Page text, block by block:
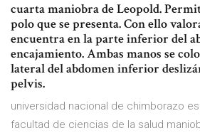
cuarta maniobra de Leopold.
polo que se presenta. Con ello
encuentra en la parte inferior del
encajamiento. Ambas manos se
lateral del abdomen inferior
pelvis.
universidad nacional de chimborazo
facultad de ciencias de la salud